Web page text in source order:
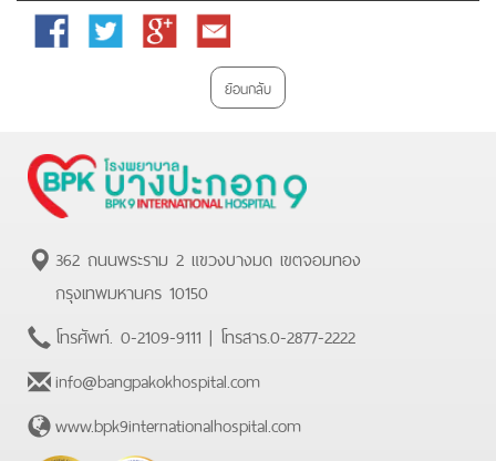
Facebook Twitter
Google
Email
ย้อนกลับ
362 ถนนพระราม 2 แขวงบางมด เขตจอมทอง
กรุงเทพมหานคร 10150
โทรศัพท์. 0-2109-9111 | โทรสาร.0-2877-2222
info@bangpakokhospital.com
www.bpk9internationalhospital.com